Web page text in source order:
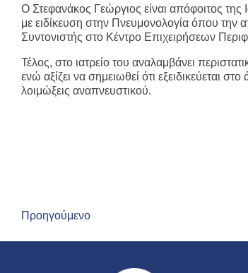
Ο Στεφανάκος Γεώργιος είναι απόφοιτος
με ειδίκευση στην Πνευμονολογία όπου την
Συντονιστής στο Κέντρο Επιχειρήσεων
Τέλος, στο ιατρείο του αναλαμβάνει
ενώ αξίζει να σημειωθεί ότι εξειδικεύεται
λοιμώξεις αναπνευστικού.
Προηγούμενο